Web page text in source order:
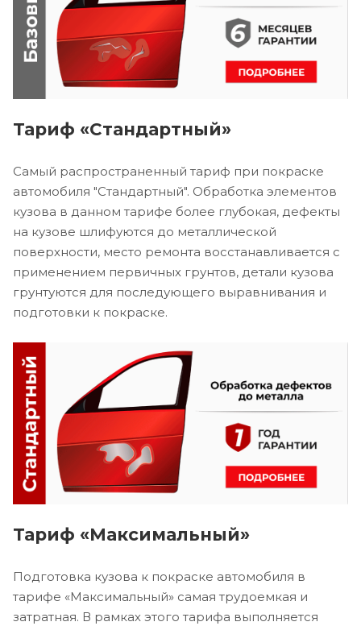
Тариф «Стандартный»
Самый распространенный тариф при покраске
автомобиля "Стандартный". Обработка элементов
кузова в данном тарифе более глубокая, дефекты
на кузове шлифуются до металлической
поверхности, место ремонта восстанавливается с
применением первичных грунтов, детали кузова
грунтуются для последующего выравнивания и
подготовки к покраске.
Тариф «Максимальный»
Подготовка кузова к покраске автомобиля в
тарифе «Максимальный» самая трудоемкая и
затратная. В рамках этого тарифа выполняется